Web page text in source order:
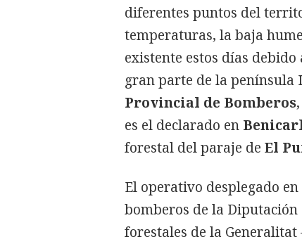
diferentes puntos del
temperaturas, la baja
existente estos días
gran parte de la península
Provincial de Bomberos
es el declarado en
forestal del paraje de El
El operativo desplegado
bomberos de la Diputación
forestales de la